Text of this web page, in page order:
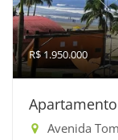
R$ 1.950.000
Avenida